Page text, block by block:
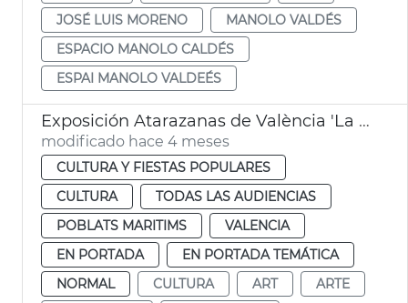
JOSÉ LUIS MORENO
MANOLO VALDÉS
ESPACIO MANOLO CALDÉS
ESPAI MANOLO VALDEÉS
Exposición Atarazanas de València 'La naturaleza de las cosas'
modificado hace 4 meses
CULTURA Y FIESTAS POPULARES
CULTURA
TODAS LAS AUDIENCIAS
POBLATS MARITIMS
VALENCIA
EN PORTADA
EN PORTADA TEMÁTICA
NORMAL
CULTURA ART
ARTE